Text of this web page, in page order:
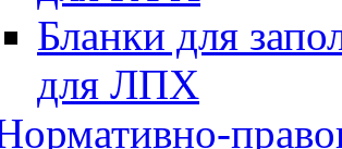
Бланки для
для ЛПХ